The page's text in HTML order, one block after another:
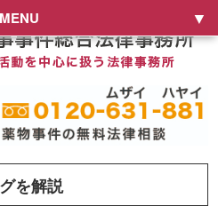
MENU
を解説